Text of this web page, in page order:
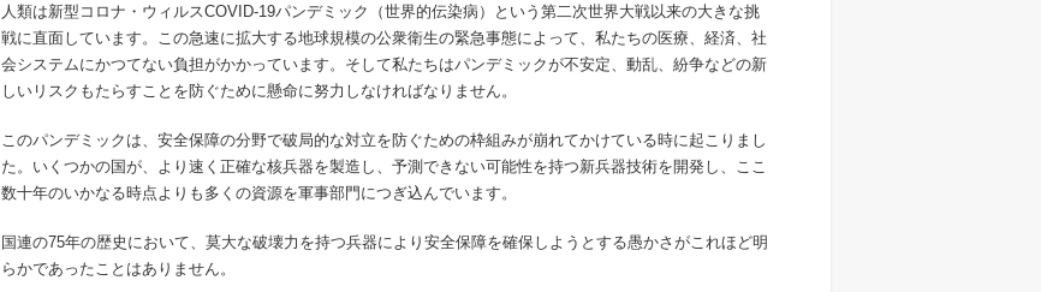
人類は新型コロナ・ウィルスCOVID-19パンデミック（世界的伝染病）という第二次世界大戦以来の大きな挑
戦に直面しています。この急速に拡大する地球規模の公衆衛生の緊急事態によって、私たちの医療、経済、社
会システムにかつてない負担がかかっています。そして私たちはパンデミックが不安定、動乱、紛争などの新
しいリスクもたらすことを防ぐために懸命に努力しなければなりません。
このパンデミックは、安全保障の分野で破局的な対立を防ぐための枠組みが崩れてかけている時に起こりまし
た。いくつかの国が、より速く正確な核兵器を製造し、予測できない可能性を持つ新兵器技術を開発し、ここ
数十年のいかなる時点よりも多くの資源を軍事部門につぎ込んでいます。
国連の75年の歴史において、莫大な破壊力を持つ兵器により安全保障を確保しようとする愚かさがこれほど明
らかであったことはありません。